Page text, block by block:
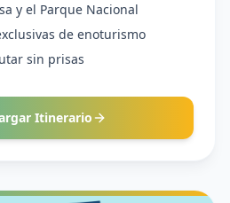
y el Parque Nacional
de enoturismo
sin prisas
Itinerario